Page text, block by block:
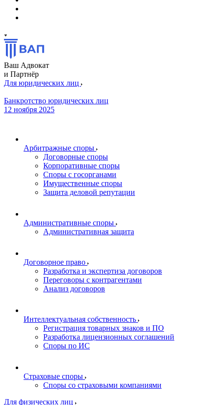
Ваш Адвокат
и Партнёр
Для юридических лиц
Банкротство юридических лиц
12 ноября 2025
Арбитражные споры
Договорные споры
Корпоративные споры
Споры с госорганами
Имущественные споры
Защита деловой репутации
Административные споры
Административная защита
Договорное право
Разработка и экспертиза договоров
Переговоры с контрагентами
Анализ договоров
Интеллектуальная собственность
Регистрация товарных знаков и ПО
Разработка лицензионных соглашений
Споры по ИС
Страховые споры
Споры со страховыми компаниями
Для физических лиц